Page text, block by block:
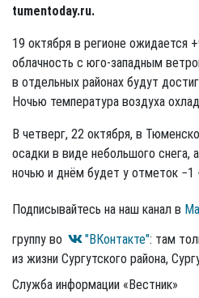
tumentoday.ru.
19 октября в регионе ожидается
облачность с юго-западным
в отдельных районах будут
Ночью температура воздуха
В четверг, 22 октября, в
осадки в виде небольшого снега,
ночью и днём будет у отметок −1
Подписывайтесь на наш канал в
группу во
"ВКонтакте": там
из жизни Сургутского района,
Служба информации «Вестник»